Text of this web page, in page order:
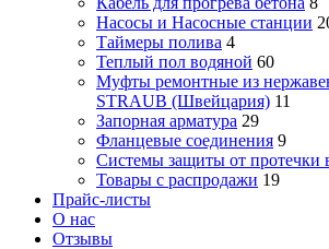
Насосы и Насосные станции
Таймеры полива 4
Теплый пол водяной 60
Муфты ремонтные из
STRAUB (Швейцария) 11
Запорная арматура 29
Фланцевые соединения 9
Системы защиты от протечки
Товары с распродажи 19
Прайс-листы
О нас
Отзывы